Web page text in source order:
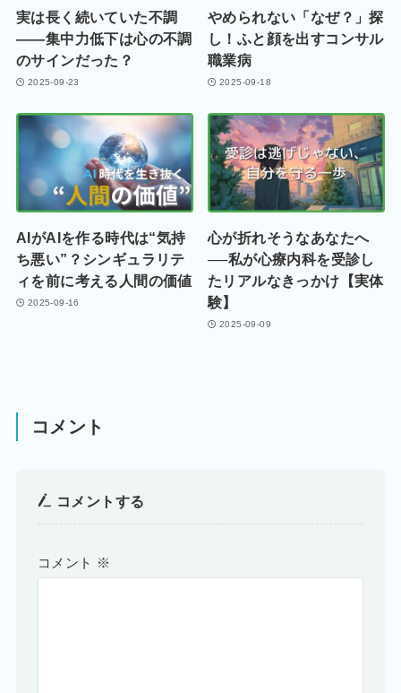
実は長く続いていた不調
――集中力低下は心の不調
のサインだった？
2025-09-23
やめられない「なぜ？」探
し！ふと顔を出すコンサル
職業病
2025-09-18
AIがAIを作る時代は“気持
ち悪い”？シンギュラリテ
ィを前に考える人間の価値
2025-09-16
心が折れそうなあなたへ
──私が心療内科を受診し
たリアルなきっかけ【実体
験】
2025-09-09
コメント
コメントする
コメント ※